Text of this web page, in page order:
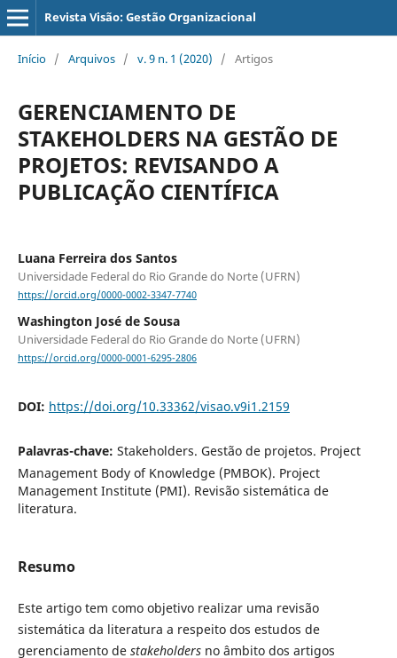
Revista Visão: Gestão Organizacional
Início / Arquivos / v. 9 n. 1 (2020) / Artigos
GERENCIAMENTO DE
STAKEHOLDERS NA GESTÃO DE
PROJETOS: REVISANDO A
PUBLICAÇÃO CIENTÍFICA
Luana Ferreira dos Santos
Universidade Federal do Rio Grande do Norte (UFRN)
https://orcid.org/0000-0002-3347-7740
Washington José de Sousa
Universidade Federal do Rio Grande do Norte (UFRN)
https://orcid.org/0000-0001-6295-2806
DOI: https://doi.org/10.33362/visao.v9i1.2159
Palavras-chave: Stakeholders. Gestão de projetos. Project
Management Body of Knowledge (PMBOK). Project
Management Institute (PMI). Revisão sistemática de
literatura.
Resumo
Este artigo tem como objetivo realizar uma revisão
sistemática da literatura a respeito dos estudos de
gerenciamento de stakeholdersno âmbito dos artigos